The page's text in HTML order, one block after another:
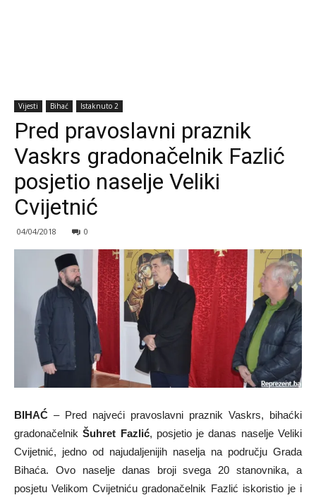
Vijesti Bihać Istaknuto 2
Pred pravoslavni praznik
Vaskrs gradonačelnik Fazlić
posjetio naselje Veliki
Cvijetnić
04/04/2018 0
BIHAĆ – Pred najveći pravoslavni praznik Vaskrs, bihaćki
gradonačelnikŠuhret Fazlić, posjetio je danas naselje Veliki
Cvijetnić, jedno od najudaljenijih naselja na području Grada
Bihaća. Ovo naselje danas broji svega 20 stanovnika, a
posjetu Velikom Cvijetniću gradonačelnik Fazlić iskoristio je i